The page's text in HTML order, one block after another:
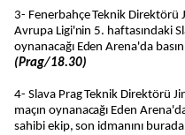
3- Fenerbahçe Teknik Direktörü
Avrupa Ligi'nin 5. haftasındaki
oynanacağı Eden Arena'da
(Prag/18.30)
4- Slava Prag Teknik Direktörü
maçın oynanacağı Eden
sahibi ekip, son idmanını